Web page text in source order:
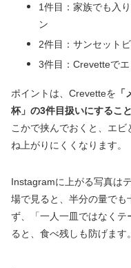
1件目：家族でも入
ン
2件目：サンセット
3件目：Crevetteで
ポイントは、Crevetteを
杯」の3件目扱いにすること
こかで挟んでおくと、エ
ね上がりにくくなります。
Instagramに上がる写真は
場で見ると、半分の量でも
ず、「一人一皿ではなくテ
ると、食べ残しも防げます。